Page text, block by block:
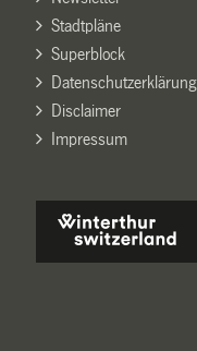
Stadtpläne
Superblock
Datenschutzerklärung
Disclaimer
Impressum